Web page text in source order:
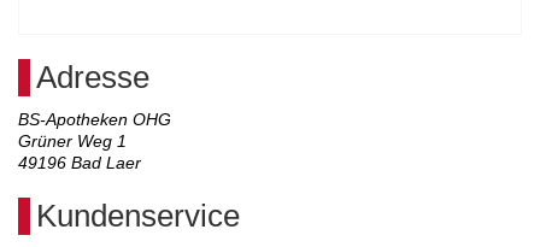
Adresse
BS-Apotheken OHG
Grüner Weg 1
49196 Bad Laer
Kundenservice